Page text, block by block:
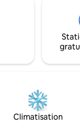
Climatisation